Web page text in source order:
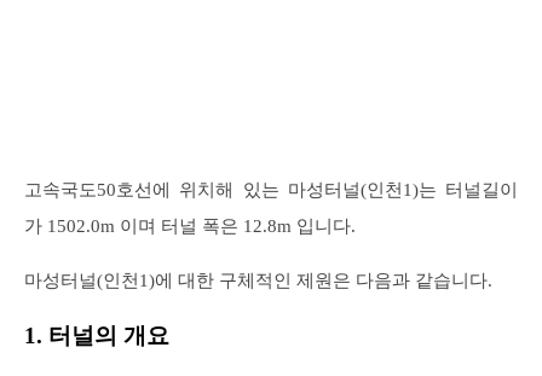
고속국도50호선에 위치해 있는 마성터널(인천1)는 터널길이
가 1502.0m 이며 터널 폭은 12.8m 입니다.
마성터널(인천1)에 대한 구체적인 제원은 다음과 같습니다.
1. 터널의 개요